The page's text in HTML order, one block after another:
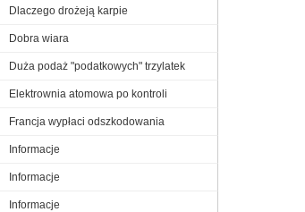
Dlaczego drożeją karpie
Dobra wiara
Duża podaż "podatkowych" trzylatek
Elektrownia atomowa po kontroli
Francja wypłaci odszkodowania
Informacje
Informacje
Informacje